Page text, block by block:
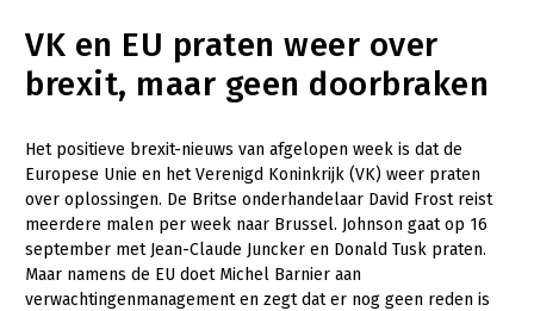
Goed eten
Mooi groen
Sterk ondernemerschap
Transitiepaden
Thema’s
Gezonde planten
VK en EU praten weer over
brexit, maar geen doorbraken
Het positieve brexit-nieuws van afgelopen week is dat de
Europese Unie en het Verenigd Koninkrijk (VK) weer praten
over oplossingen. De Britse onderhandelaar David Frost reist
meerdere malen per week naar Brussel. Johnson gaat op 16
september met Jean-Claude Juncker en Donald Tusk praten.
Maar namens de EU doet Michel Barnier aan
verwachtingenmanagement en zegt dat er nog geen reden is